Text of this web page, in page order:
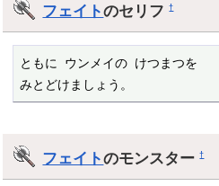
フェイトのセリフ†
ともに ウンメイの けつまつを
みとどけましょう。
フェイトのモンスター†